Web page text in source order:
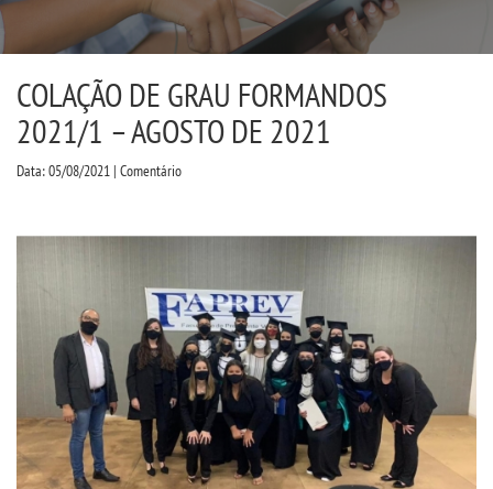
INFRAESTRUTURA
BIBLIOTECA
CPA
CURSOS
BACHARELADOS
LICENCIATURAS
COLAÇÃO DE GRAU FORMANDOS
2021/1 – AGOSTO DE 2021
Data: 05/08/2021 | Comentário